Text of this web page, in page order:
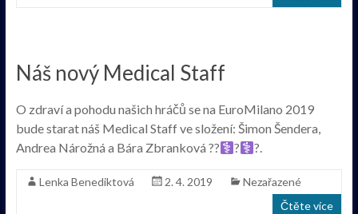
Náš nový Medical Staff
O zdraví a pohodu našich hráčů se na EuroMilano 2019
bude starat náš Medical Staff ve složení: Šimon Šendera,
Andrea Nárožná a Bára Zbranková ??‍
?‍ ?.
Lenka Benediktová 2. 4. 2019
Nezařazené
Čtěte více